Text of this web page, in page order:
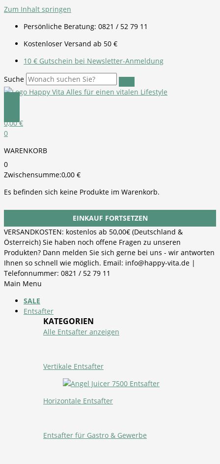
Zum Inhalt springen
Persönliche Beratung: 0821 / 52 79 11
Kostenloser Versand ab 50 €
10 € Gutschein bei Newsletter-Anmeldung
Suche
0,00€
0
WARENKORB
0
Zwischensumme:0,00 €
Es befinden sich keine Produkte im Warenkorb.
EINKAUF FORTSETZEN
VERSANDKOSTEN: kostenlos ab 50,00€ (Deutschland &
Österreich) Sie haben noch offene Fragen zu unseren
Produkten? Dann melden Sie sich gerne bei uns - wir antworten
Ihnen so schnell wie möglich. Email: info@happy-vita.de |
Telefonnummer: 0821 / 52 79 11
Main Menu
SALE
Entsafter
KATEGORIEN
Alle Entsafter anzeigen
Vertikale Entsafter
Horizontale Entsafter
Entsafter für Gastro & Gewerbe